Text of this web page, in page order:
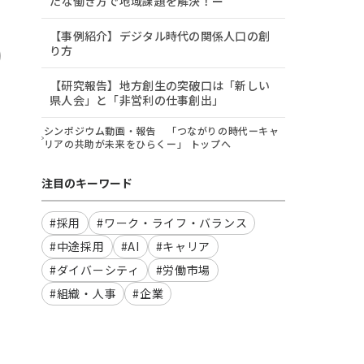
【事例紹介】デジタル時代の関係人口の創
り方
【研究報告】地方創生の突破口は「新しい
県人会」と「非営利の仕事創出」
シンポジウム動画・報告 「つながりの時代ーキャ
リアの共助が未来をひらくー」 トップへ
注目のキーワード
#採用
#ワーク・ライフ・バランス
#中途採用
#AI
#キャリア
#ダイバーシティ
#労働市場
#組織・人事
#企業